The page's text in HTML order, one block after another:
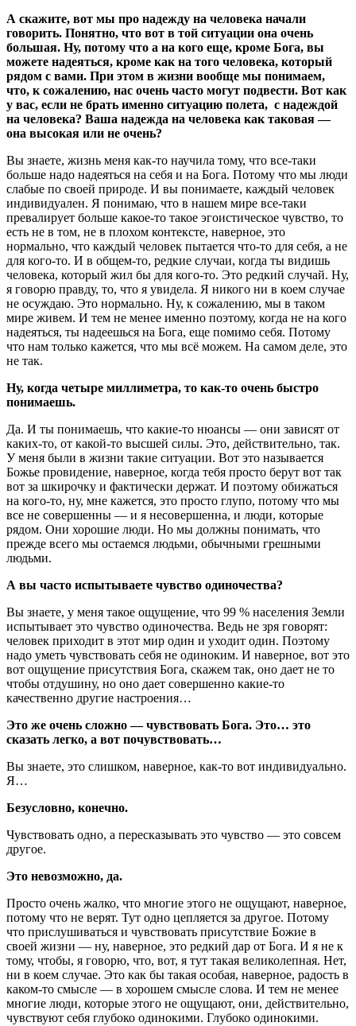
А скажите, вот мы про надежду на человека начали
говорить. Понятно, что вот в той ситуации она очень
большая. Ну, потому что а на кого еще, кроме Бога, вы
можете надеяться, кроме как на того человека, который
рядом с вами. При этом в жизни вообще мы понимаем,
что, к сожалению, нас очень часто могут подвести. Вот как
у вас, если не брать именно ситуацию полета, с надеждой
на человека? Ваша надежда на человека как таковая —
она высокая или не очень?
Вы знаете, жизнь меня как-то научила тому, что все-таки
больше надо надеяться на себя и на Бога. Потому что мы люди
слабые по своей природе. И вы понимаете, каждый человек
индивидуален. Я понимаю, что в нашем мире все-таки
превалирует больше какое-то такое эгоистическое чувство, то
есть не в том, не в плохом контексте, наверное, это
нормально, что каждый человек пытается что-то для себя, а не
для кого-то. И в общем-то, редкие случаи, когда ты видишь
человека, который жил бы для кого-то. Это редкий случай. Ну,
я говорю правду, то, что я увидела. Я никого ни в коем случае
не осуждаю. Это нормально. Ну, к сожалению, мы в таком
мире живем. И тем не менее именно поэтому, когда не на кого
надеяться, ты надеешься на Бога, еще помимо себя. Потому
что нам только кажется, что мы всё можем. На самом деле, это
не так.
Ну, когда четыре миллиметра, то как-то очень быстро
понимаешь.
Да. И ты понимаешь, что какие-то нюансы — они зависят от
каких-то, от какой-то высшей силы. Это, действительно, так.
У меня были в жизни такие ситуации. Вот это называется
Божье провидение, наверное, когда тебя просто берут вот так
вот за шкирочку и фактически держат. И поэтому обижаться
на кого-то, ну, мне кажется, это просто глупо, потому что мы
все не совершенны — и я несовершенна, и люди, которые
рядом. Они хорошие люди. Но мы должны понимать, что
прежде всего мы остаемся людьми, обычными грешными
людьми.
А вы часто испытываете чувство одиночества?
Вы знаете, у меня такое ощущение, что 99 % населения Земли
испытывает это чувство одиночества. Ведь не зря говорят:
человек приходит в этот мир один и уходит один. Поэтому
надо уметь чувствовать себя не одиноким. И наверное, вот это
вот ощущение присутствия Бога, скажем так, оно дает не то
чтобы отдушину, но оно дает совершенно какие-то
качественно другие настроения…
Это же очень сложно — чувствовать Бога. Это… это
сказать легко, а вот почувствовать…
Вы знаете, это слишком, наверное, как-то вот индивидуально.
Я…
Безусловно, конечно.
Чувствовать одно, а пересказывать это чувство — это совсем
другое.
Это невозможно, да.
Просто очень жалко, что многие этого не ощущают, наверное,
потому что не верят. Тут одно цепляется за другое. Потому
что прислушиваться и чувствовать присутствие Божие в
своей жизни — ну, наверное, это редкий дар от Бога. И я не к
тому, чтобы, я говорю, что, вот, я тут такая великолепная. Нет,
ни в коем случае. Это как бы такая особая, наверное, радость в
каком-то смысле — в хорошем смысле слова. И тем не менее
многие люди, которые этого не ощущают, они, действительно,
чувствуют себя глубоко одинокими. Глубоко одинокими.